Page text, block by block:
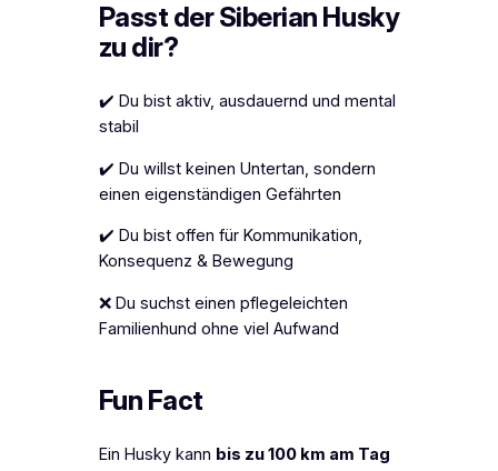
Passt der Siberian Husky
zu dir?
✔️ Du bist aktiv, ausdauernd und mental
stabil
✔️ Du willst keinen Untertan, sondern
einen eigenständigen Gefährten
✔️ Du bist offen für Kommunikation,
Konsequenz & Bewegung
❌ Du suchst einen pflegeleichten
Familienhund ohne viel Aufwand
Fun Fact
Ein Husky kann bis zu 100 km am Tag